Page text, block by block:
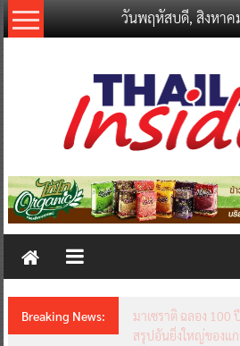
Skip
to
วันพฤหัสบดี, สิงหาค
Thailand
New
Breaking News:
มาเซราติ ฉลอง
สรุปอันยิ่งใหญ่ของแ